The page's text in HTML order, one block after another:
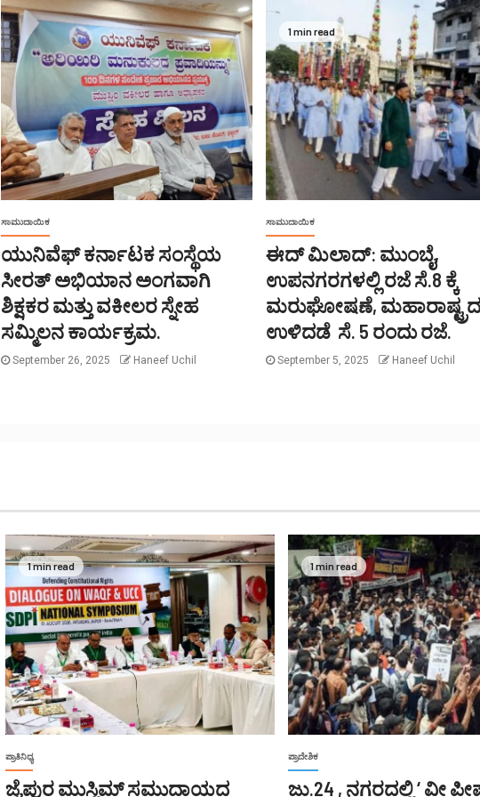
ಸಾಮುದಾಯಿಕ
ಯುನಿವೆಫ್ ಕರ್ನಾಟಕ ಸಂಸ್ಥೆಯ
ಸೀರತ್ ಅಭಿಯಾನ ಅಂಗವಾಗಿ
ಶಿಕ್ಷಕರ ಮತ್ತು ವಕೀಲರ ಸ್ನೇಹ
ಸಮ್ಮಿಲನ ಕಾರ್ಯಕ್ರಮ.
September 26, 2025 Haneef Uchil
1 min read
ಸಾಮುದಾಯಿಕ
ಈದ್ ಮಿಲಾದ್: ಮುಂಬೈ,
ಉಪನಗರಗಳಲ್ಲಿ ರಜೆ ಸೆ.8 ಕ್ಕೆ
ಮರುಘೋಷಣೆ, ಮಹಾರಾಷ್ಟ್ರದ
ಉಳಿದಡೆ ಸೆ. 5 ರಂದು ರಜೆ.
September 5, 2025 Haneef Uchil
1 min read
ಪ್ರಾತಿನಿಧ್ಯ
ಜೈಪುರ ಮುಸ್ಲಿಮ್ ಸಮುದಾಯದ
1 min read
ಪ್ರಾದೇಶಿಕ
ಜು.24 , ನಗರದಲ್ಲಿ ‘ ವೀ